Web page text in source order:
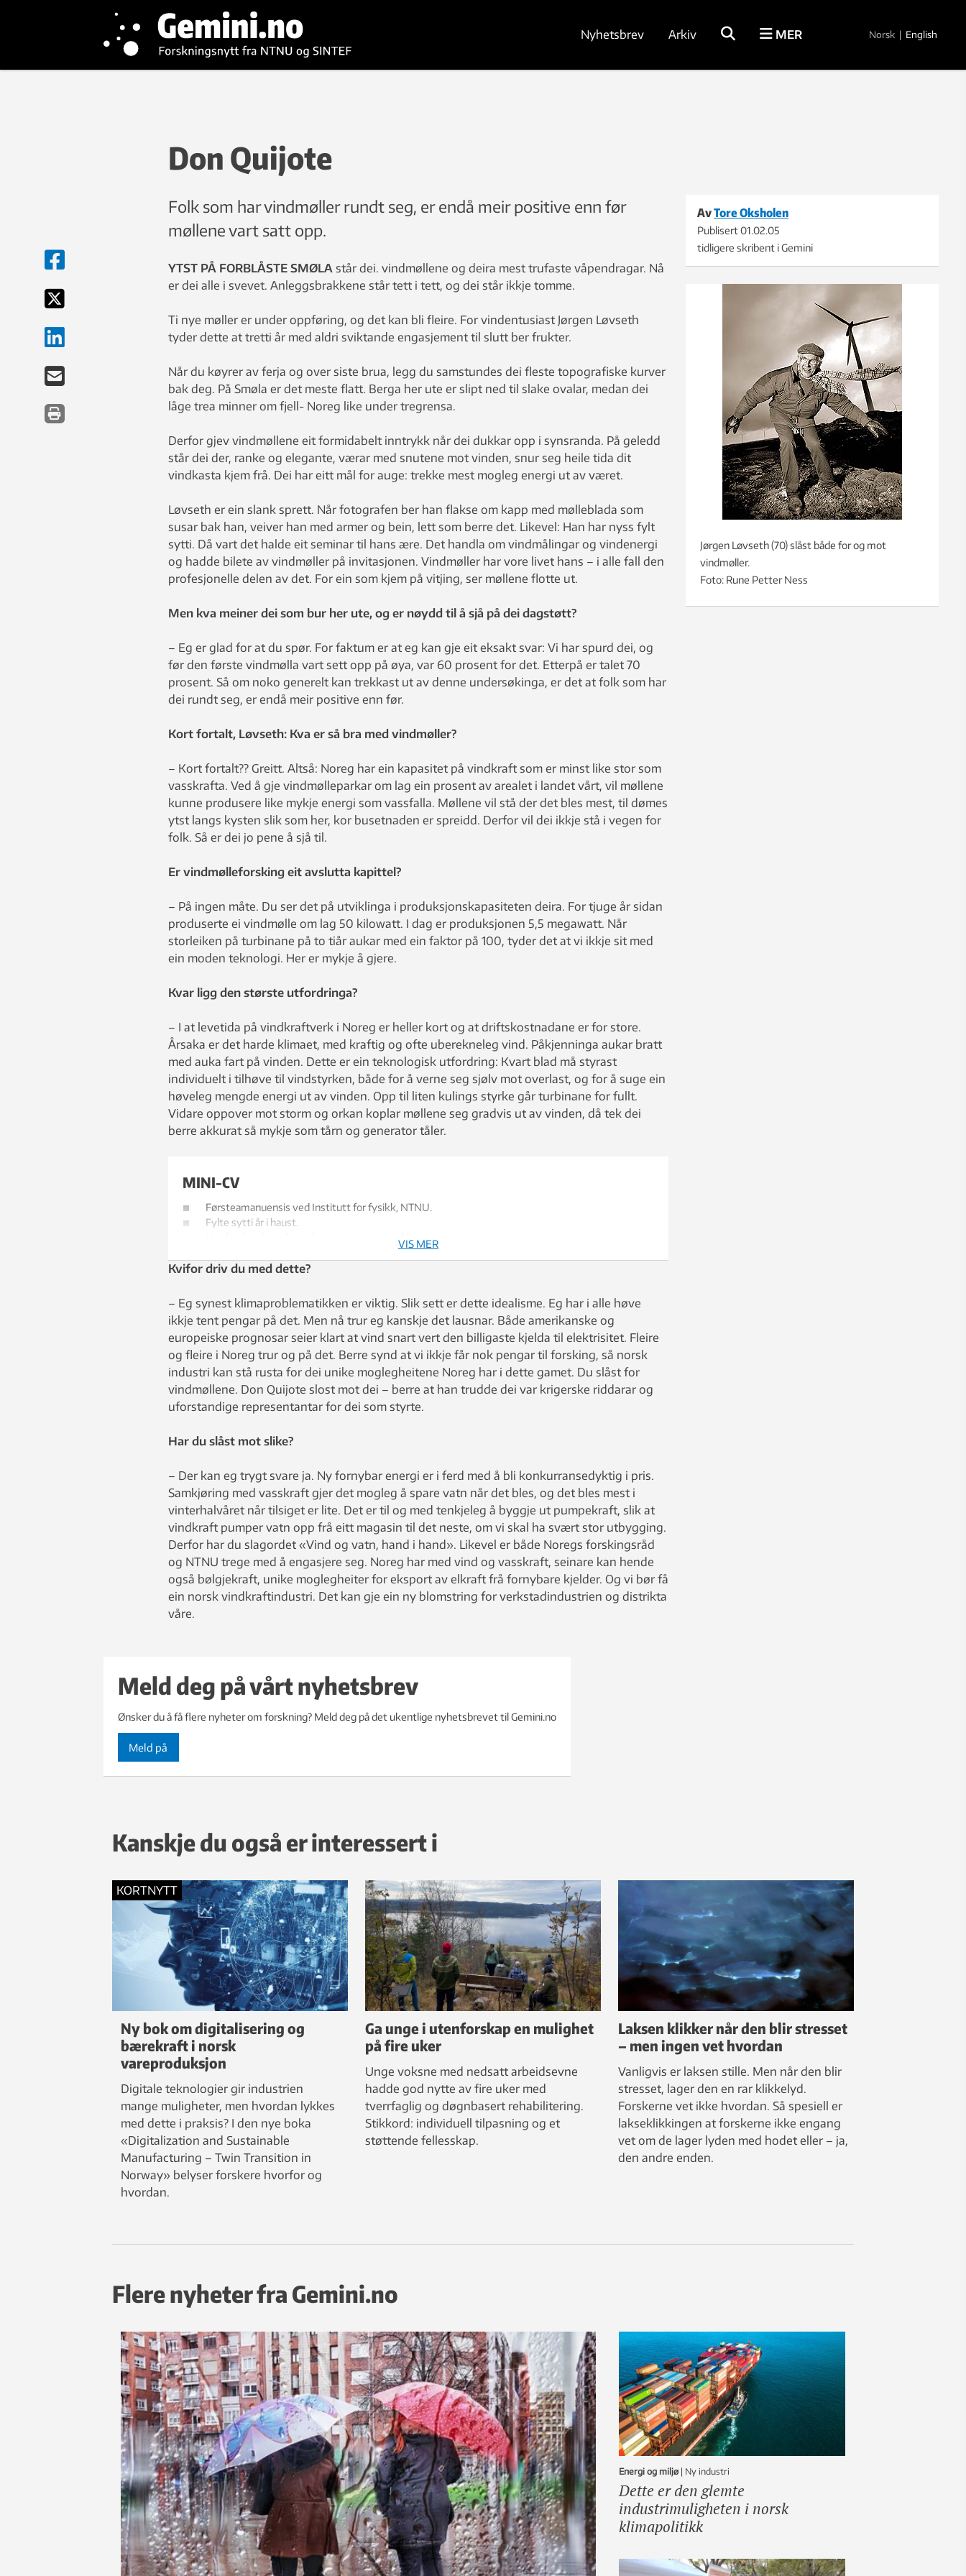
Nyhetsbrev Arkiv MER Norsk | English
Don Quijote
AvTore Oksholen
Publisert01.02.05
tidligere skribent i Gemini
Folk som har vindmøller rundt seg, er endå meir positive enn før
møllene vart satt opp.
Jørgen Løvseth (70) slåst både for og mot
vindmøller.
Foto: Rune Petter Ness
YTST PÅ FORBLÅSTE SMØLA står dei. vindmøllene og deira mest trufaste våpendragar. Nå
er dei alle i svevet. Anleggsbrakkene står tett i tett, og dei står ikkje tomme.
Ti nye møller er under oppføring, og det kan bli fleire. For vindentusiast Jørgen Løvseth
tyder dette at tretti år med aldri sviktande engasjement til slutt ber frukter.
Når du køyrer av ferja og over siste brua, legg du samstundes dei fleste topografiske kurver
bak deg. På Smøla er det meste flatt. Berga her ute er slipt ned til slake ovalar, medan dei
låge trea minner om fjell- Noreg like under tregrensa.
Derfor gjev vindmøllene eit formidabelt inntrykk når dei dukkar opp i synsranda. På geledd
står dei der, ranke og elegante, værar med snutene mot vinden, snur seg heile tida dit
vindkasta kjem frå. Dei har eitt mål for auge: trekke mest mogleg energi ut av været.
Løvseth er ein slank sprett. Når fotografen ber han flakse om kapp med mølleblada som
susar bak han, veiver han med armer og bein, lett som berre det. Likevel: Han har nyss fylt
sytti. Då vart det halde eit seminar til hans ære. Det handla om vindmålingar og vindenergi
og hadde bilete av vindmøller på invitasjonen. Vindmøller har vore livet hans – i alle fall den
profesjonelle delen av det. For ein som kjem på vitjing, ser møllene flotte ut.
Men kva meiner dei som bur her ute, og er nøydd til å sjå på dei dagstøtt?
– Eg er glad for at du spør. For faktum er at eg kan gje eit eksakt svar: Vi har spurd dei, og
før den første vindmølla vart sett opp på øya, var 60 prosent for det. Etterpå er talet 70
prosent. Så om noko generelt kan trekkast ut av denne undersøkinga, er det at folk som har
dei rundt seg, er endå meir positive enn før.
Kort fortalt, Løvseth: Kva er så bra med vindmøller?
– Kort fortalt?? Greitt. Altså: Noreg har ein kapasitet på vindkraft som er minst like stor som
vasskrafta. Ved å gje vindmølleparkar om lag ein prosent av arealet i landet vårt, vil møllene
kunne produsere like mykje energi som vassfalla. Møllene vil stå der det bles mest, til dømes
ytst langs kysten slik som her, kor busetnaden er spreidd. Derfor vil dei ikkje stå i vegen for
folk. Så er dei jo pene å sjå til.
Er vindmølleforsking eit avslutta kapittel?
– På ingen måte. Du ser det på utviklinga i produksjonskapasiteten deira. For tjuge år sidan
produserte ei vindmølle om lag 50 kilowatt. I dag er produksjonen 5,5 megawatt. Når
storleiken på turbinane på to tiår aukar med ein faktor på 100, tyder det at vi ikkje sit med
ein moden teknologi. Her er mykje å gjere.
Kvar ligg den største utfordringa?
– I at levetida på vindkraftverk i Noreg er heller kort og at driftskostnadane er for store.
Årsaka er det harde klimaet, med kraftig og ofte uberekneleg vind. Påkjenninga aukar bratt
med auka fart på vinden. Dette er ein teknologisk utfordring: Kvart blad må styrast
individuelt i tilhøve til vindstyrken, både for å verne seg sjølv mot overlast, og for å suge ein
høveleg mengde energi ut av vinden. Opp til liten kulings styrke går turbinane for fullt.
Vidare oppover mot storm og orkan koplar møllene seg gradvis ut av vinden, då tek dei
berre akkurat så mykje som tårn og generator tåler.
MINI-CV
Førsteamanuensis ved Institutt for fysikk, NTNU.
Fylte sytti år i haust.
Har forska på vindog solenergi i ein mannsalder.
Meiner at vindkraft er like billeg som vasskraft, om utbygginga er omfattande nok.
VIS MER
Kvifor driv du med dette?
– Eg synest klimaproblematikken er viktig. Slik sett er dette idealisme. Eg har i alle høve
ikkje tent pengar på det. Men nå trur eg kanskje det lausnar. Både amerikanske og
europeiske prognosar seier klart at vind snart vert den billigaste kjelda til elektrisitet. Fleire
og fleire i Noreg trur og på det. Berre synd at vi ikkje får nok pengar til forsking, så norsk
industri kan stå rusta for dei unike moglegheitene Noreg har i dette gamet. Du slåst for
vindmøllene. Don Quijote slost mot dei – berre at han trudde dei var krigerske riddarar og
uforstandige representantar for dei som styrte.
Har du slåst mot slike?
– Der kan eg trygt svare ja. Ny fornybar energi er i ferd med å bli konkurransedyktig i pris.
Samkjøring med vasskraft gjer det mogleg å spare vatn når det bles, og det bles mest i
vinterhalvåret når tilsiget er lite. Det er til og med tenkjeleg å byggje ut pumpekraft, slik at
vindkraft pumper vatn opp frå eitt magasin til det neste, om vi skal ha svært stor utbygging.
Derfor har du slagordet «Vind og vatn, hand i hand». Likevel er både Noregs forskingsråd
og NTNU trege med å engasjere seg. Noreg har med vind og vasskraft, seinare kan hende
også bølgjekraft, unike moglegheiter for eksport av elkraft frå fornybare kjelder. Og vi bør få
ein norsk vindkraftindustri. Det kan gje ein ny blomstring for verkstadindustrien og distrikta
våre.
Meld deg på vårt nyhetsbrev
Ønsker du å få flere nyheter om forskning? Meld deg på det ukentlige nyhetsbrevet til Gemini.no
Meld på
Kanskje du også er interessert i
KORTNYTT
Ny bok om digitalisering og
bærekraft i norsk
vareproduksjon
Digitale teknologier gir industrien
mange muligheter, men hvordan lykkes
med dette i praksis? I den nye boka
«Digitalization and Sustainable
Manufacturing – Twin Transition in
Norway» belyser forskere hvorfor og
hvordan.
Ga unge i utenforskap en mulighet
på fire uker
Unge voksne med nedsatt arbeidsevne
hadde god nytte av fire uker med
tverrfaglig og døgnbasert rehabilitering.
Stikkord: individuell tilpasning og et
støttende fellesskap.
Laksen klikker når den blir stresset
– men ingen vet hvordan
Vanligvis er laksen stille. Men når den blir
stresset, lager den en rar klikkelyd.
Forskerne vet ikke hvordan. Så spesiell er
lakseklikkingen at forskerne ikke engang
vet om de lager lyden med hodet eller – ja,
den andre enden.
Flere nyheter fra Gemini.no
Energi og miljø | ny industri
Dette er den glemte
industrimuligheten i norsk
klimapolitikk